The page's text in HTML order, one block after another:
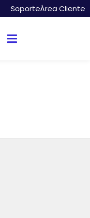
SoporteÁrea Cliente